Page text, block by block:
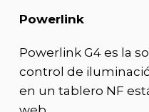
Powerlink
Powerlink G4 es la
control de
en un tablero NF